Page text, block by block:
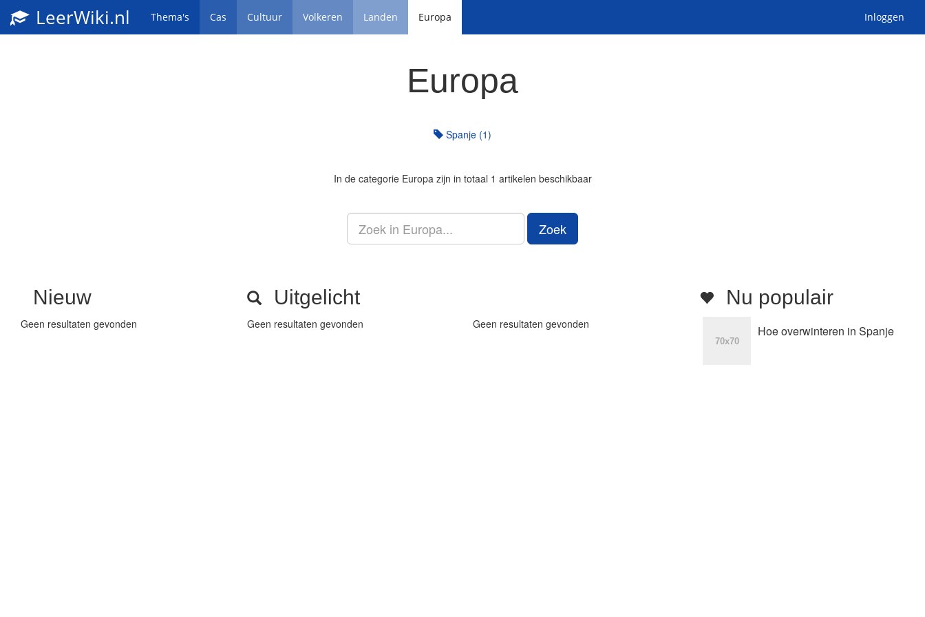
LeerWiki.nl Thema's Cas Cultuur Volkeren Landen Europa Inloggen
Europa
Spanje (1)
In de categorie Europazijn in totaal 1 artikelen beschikbaar
Zoek
Nieuw
Geen resultaten gevonden
Uitgelicht
Geen resultaten gevonden Geen resultaten gevonden
Nu populair
Hoe overwinteren in Spanje